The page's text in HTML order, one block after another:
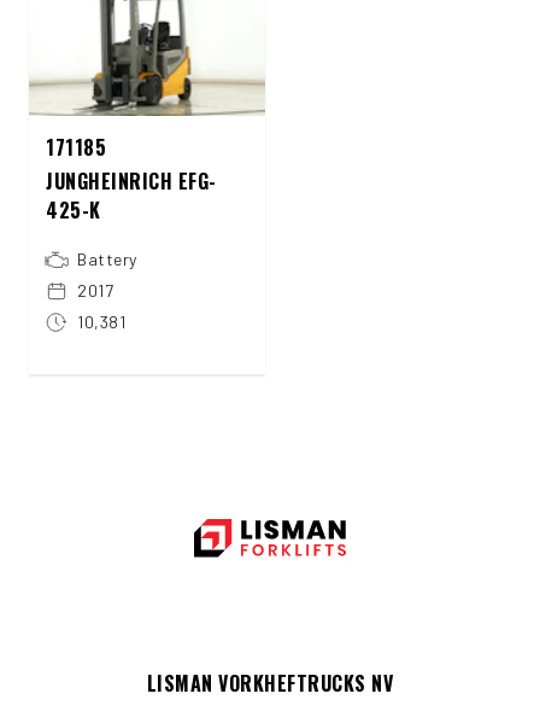
171185
JUNGHEINRICH EFG-
425-K
Battery
2017
10,381
LISMAN VORKHEFTRUCKS NV